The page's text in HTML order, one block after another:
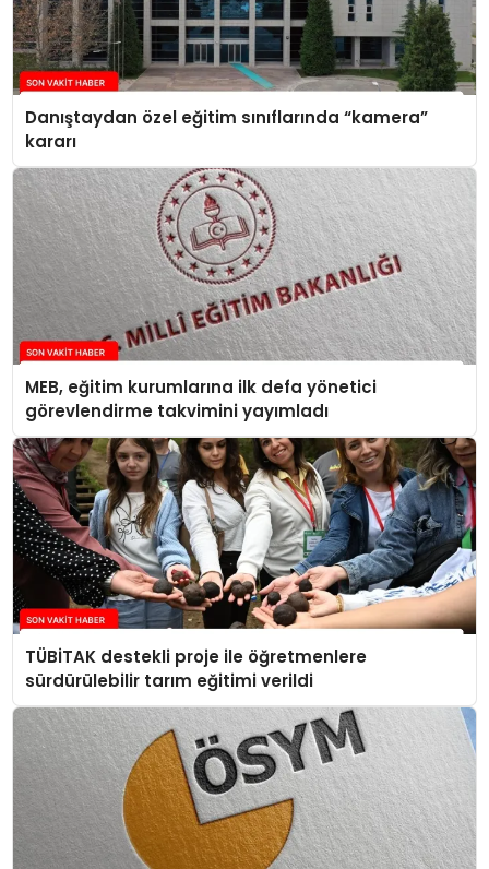
Danıştaydan özel eğitim sınıflarında “kamera”
kararı
MEB, eğitim kurumlarına ilk defa yönetici
görevlendirme takvimini yayımladı
TÜBİTAK destekli proje ile öğretmenlere
sürdürülebilir tarım eğitimi verildi